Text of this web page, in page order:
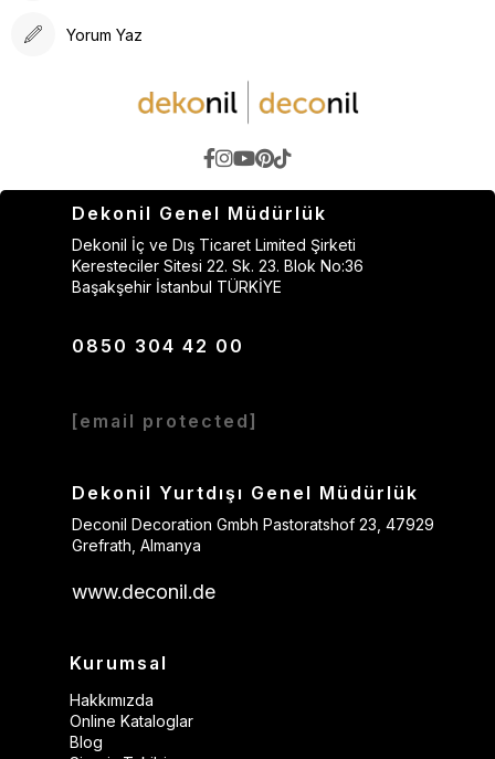
Yorum Yaz
Dekonil Genel Müdürlük
Dekonil İç ve Dış Ticaret Limited Şirketi
Keresteciler Sitesi 22. Sk. 23. Blok No:36
Başakşehir İstanbul TÜRKİYE
0850 304 42 00
[email protected]
Dekonil Yurtdışı Genel Müdürlük
Deconil Decoration Gmbh Pastoratshof 23, 47929
Grefrath, Almanya
www.deconil.de
Kurumsal
Hakkımızda
Online Kataloglar
Blog